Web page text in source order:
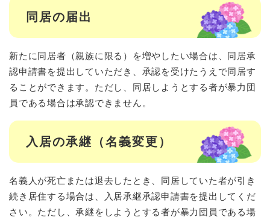
同居の届出
新たに同居者（親族に限る）を増やしたい場合は、同居承
認申請書を提出していただき、承認を受けたうえで同居す
ることができます。ただし、同居しようとする者が暴力団
員である場合は承認できません。
入居の承継（名義変更）
名義人が死亡または退去したとき、同居していた者が引き
続き居住する場合は、入居承継承認申請書を提出してくだ
さい。ただし、承継をしようとする者が暴力団員である場